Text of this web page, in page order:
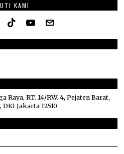
KAMI
Raya, RT. 14/RW. 4, Pejaten Barat,
Jakarta 12510